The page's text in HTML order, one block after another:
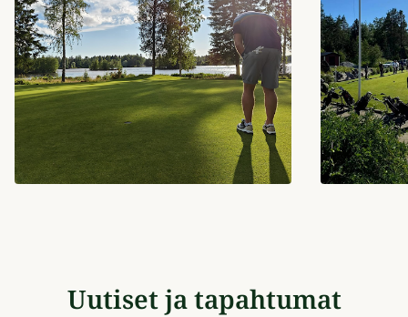
Uutiset ja tapahtumat